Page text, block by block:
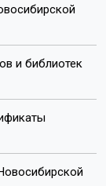
и библиотек